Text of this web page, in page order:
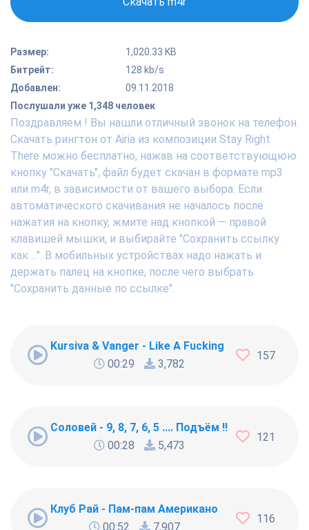
Размер:
1,020.33 KB
Битрейт:
128 kb/s
Добавлен:
09.11.2018
Послушали уже 1,348 человек
Поздравляем ! Вы нашли отличный звонок на телефон.
Скачать рингтон от Airia из композиции Stay Right
There можно бесплатно, нажав на соответствующюю
кнопку "Скачать", файл будет скачан в формате mp3
или m4r, в зависимости от вашего выбора. Если
автоматического скачивания не началось после
нажатия на кнопку, жмите над кнопкой — правой
клавишей мышки, и выбирайте "Сохранить ссылку
как ...". В мобильных устройствах надо нажать и
держать палец на кнопке, после чего выбрать
"Сохранить данные по ссылке".
Kursiva & Vanger - Like A Fucking Newbie
00:29
3,782
157
Соловей - 9, 8, 7, 6, 5 .... Подъём !!!
00:28
5,473
121
Клуб Рай - Пам-пам Американо
00:52
7,907
116